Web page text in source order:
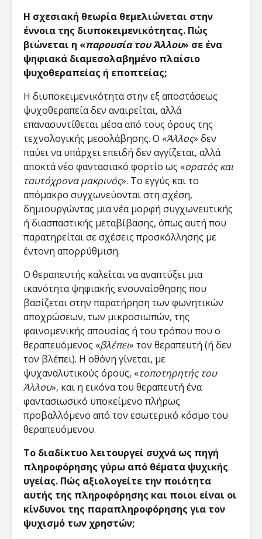
Η σχεσιακή θεωρία θεμελιώνεται στην
έννοια της διυποκειμενικότητας. Πώς
βιώνεται η «παρουσία του Άλλου» σε ένα
ψηφιακά διαμεσολαβημένο πλαίσιο
ψυχοθεραπείας ή εποπτείας;
Η διυποκειμενικότητα στην εξ αποστάσεως
ψυχοθεραπεία δεν αναιρείται, αλλά
επανασυντίθεται μέσα από τους όρους της
τεχνολογικής μεσολάβησης. Ο «Άλλος» δεν
παύει να υπάρχει επειδή δεν αγγίζεται, αλλά
αποκτά νέο φαντασιακό φορτίο ως «ορατός και
ταυτόχρονα μακρινός». Το εγγύς και το
απόμακρο συγχωνεύονται στη σχέση,
δημιουργώντας μια νέα μορφή συγχωνευτικής
ή διασπαστικής μεταβίβασης, όπως αυτή που
παρατηρείται σε σχέσεις προσκόλλησης με
έντονη απορρύθμιση​.
Ο θεραπευτής καλείται να αναπτύξει μια
ικανότητα ψηφιακής ενσυναίσθησης που
βασίζεται στην παρατήρηση των φωνητικών
αποχρώσεων, των μικροσιωπών, της
φαινομενικής απουσίας ή του τρόπου που ο
θεραπευόμενος «βλέπει» τον θεραπευτή (ή δεν
τον βλέπει). Η οθόνη γίνεται, με
ψυχαναλυτικούς όρους, «τοποτηρητής του
Άλλου», και η εικόνα του θεραπευτή ένα
φαντασιωσικό υποκείμενο πλήρως
προβαλλόμενο από τον εσωτερικό κόσμο του
θεραπευόμενου.
Το διαδίκτυο λειτουργεί συχνά ως πηγή
πληροφόρησης γύρω από θέματα ψυχικής
υγείας. Πώς αξιολογείτε την ποιότητα
αυτής της πληροφόρησης και ποιοι είναι οι
κίνδυνοι της παραπληροφόρησης για τον
ψυχισμό των χρηστών;